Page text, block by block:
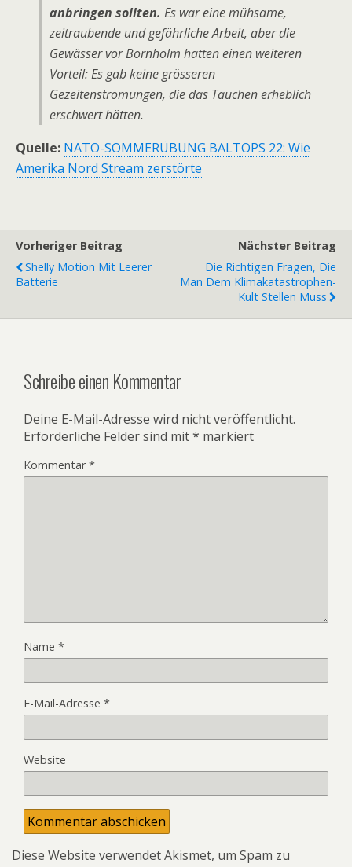
anbringen sollten. Es war eine mühsame,
zeitraubende und gefährliche Arbeit, aber die
Gewässer vor Bornholm hatten einen weiteren
Vorteil: Es gab keine grösseren
Gezeitenströmungen, die das Tauchen erheblich
erschwert hätten.
Quelle: NATO-SOMMERÜBUNG BALTOPS 22: Wie
Amerika Nord Stream zerstörte
Vorheriger Beitrag
Shelly Motion Mit Leerer
Batterie
Nächster Beitrag
Die Richtigen Fragen, Die
Man Dem Klimakatastrophen-
Kult Stellen Muss
Schreibe einen Kommentar
Deine E-Mail-Adresse wird nicht veröffentlicht.
Erforderliche Felder sind mit* markiert
Kommentar*
Name *
E-Mail-Adresse *
Website
Diese Website verwendet Akismet, um Spam zu